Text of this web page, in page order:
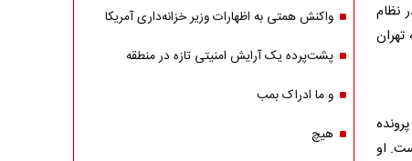
نظام
تهران
او
واکنش همتی به اظهارات وزیر خزانه‌داری آمریکا
پشت‌پرده یک آرایش امنیتی تازه در منطقه
و ما ادراک بمب
هیچ